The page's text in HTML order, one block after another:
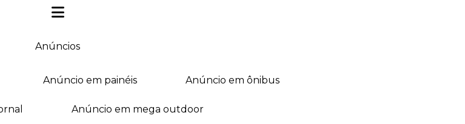
anúncios
anúncio em painéis anúncio em ônibus
anúncio em mega outdoor